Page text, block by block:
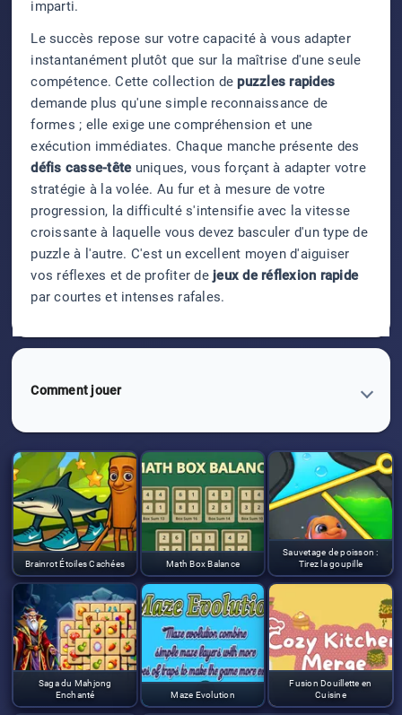
imparti.
Le succès repose sur votre capacité à vous adapter
instantanément plutôt que sur la maîtrise d'une seule
compétence. Cette collection de puzzles rapides
demande plus qu'une simple reconnaissance de
formes ; elle exige une compréhension et une
exécution immédiates. Chaque manche présente des
défis casse-têteuniques, vous forçant à adapter votre
stratégie à la volée. Au fur et à mesure de votre
progression, la difficulté s'intensifie avec la vitesse
croissante à laquelle vous devez basculer d'un type de
puzzle à l'autre. C'est un excellent moyen d'aiguiser
vos réflexes et de profiter de jeux de réflexion rapide
par courtes et intenses rafales.
Comment jouer
Brainrot Étoiles Cachées Math Box Balance
Sauvetage de poisson :
Tirez la goupille
Saga du Mahjong
Enchanté
Maze Evolution
Fusion Douillette en
Cuisine